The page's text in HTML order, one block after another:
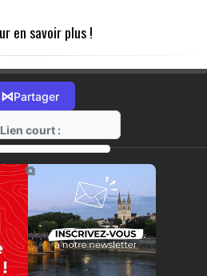
en savoir plus !
⋈Partager
Lien court :
https://radio-g.fr?22035
⧉